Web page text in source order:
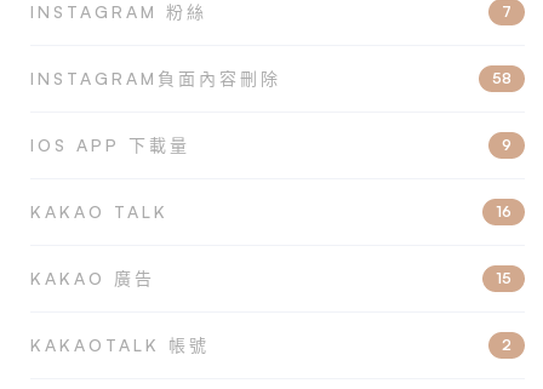
INSTAGRAM 粉絲 7
INSTAGRAM負面內容刪除 58
IOS APP 下載量 9
KAKAO TALK 16
KAKAO 廣告 15
KAKAOTALK 帳號 2